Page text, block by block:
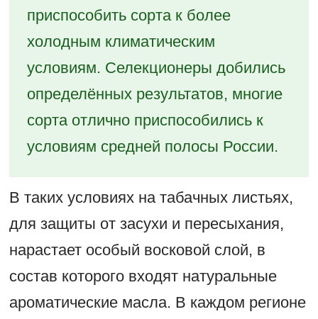
приспособить сорта к более
холодным климатическим
условиям. Селекционеры добились
определённых результатов, многие
сорта отлично приспособились к
условиям средней полосы России.
В таких условиях на табачных листьях,
для защиты от засухи и пересыхания,
нарастает особый восковой слой, в
состав которого входят натуральные
ароматические масла. В каждом регионе